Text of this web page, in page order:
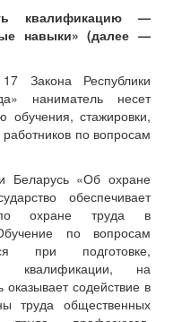
квалификацию —
навыки» (далее —
Закона Республики
наниматель несет
обучения, стажировки,
по вопросам
Беларусь «Об охране
обеспечивает
по охране труда в
по вопросам
при подготовке,
квалификации, на
содействие в
труда общественных